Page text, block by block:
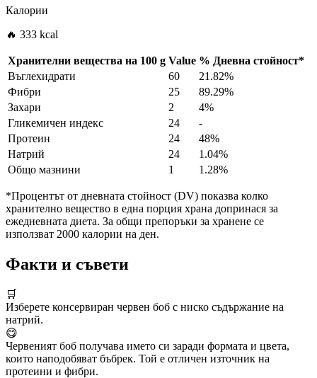
Калории
🔥 333 kcal
Хранителни вещества на 100 g Value % Дневна стойност*
Въглехидрати
60
21.82%
Фибри
25
89.29%
Захари
2
4%
Гликемичен индекс
24
-
Протеин
24
48%
Натрий
24
1.04%
Общо мазнини
1 1.28%
*Процентът от дневната стойност (DV) показва колко
хранително вещество в една порция храна допринася за
ежедневната диета. За общи препоръки за хранене се
използват 2000 калории на ден.
Факти и съвети
🛒
Изберете консервиран червен боб с ниско съдържание на
натрий.
😋
Червеният боб получава името си заради формата и цвета,
които наподобяват бъбрек. Той е отличен източник на
протеини и фибри.